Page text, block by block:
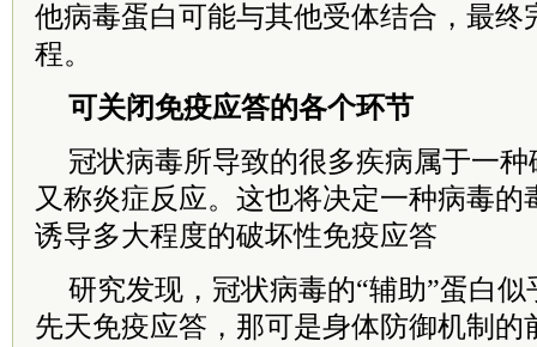
他病毒蛋白可能与其他受体结合，最终
程。
可关闭免疫应答的各个环节
冠状病毒所导致的很多疾病属于一
又称炎症反应。这也将决定一种病毒的
诱导多大程度的破坏性免疫应答
研究发现，冠状病毒的“辅助”蛋白
先天免疫应答，那可是身体防御机制的